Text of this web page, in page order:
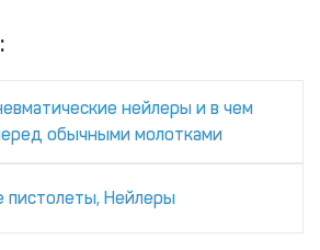
нейлеры и в чем
обычными молотками
пистолеты, Нейлеры